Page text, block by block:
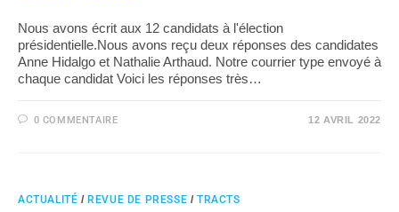
Nous avons écrit aux 12 candidats à l'élection
présidentielle.Nous avons reçu deux réponses des candidates
Anne Hidalgo et Nathalie Arthaud. Notre courrier type envoyé à
chaque candidat Voici les réponses très…
0 COMMENTAIRE 12 AVRIL 2022
ACTUALITÉ /REVUE DE PRESSE /TRACTS